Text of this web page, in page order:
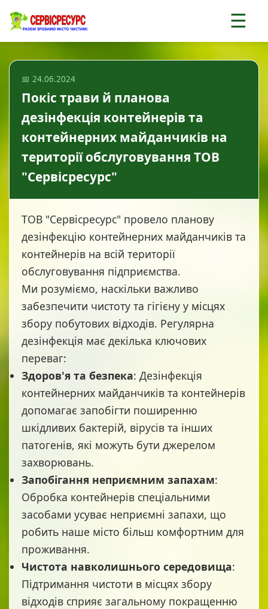
☰
📅 24.06.2024
Покіс трави й планова
дезінфекція контейнерів та
контейнерних майданчиків на
території обслуговування ТОВ
"Сервісресурс"
ТОВ "Сервісресурс" провело планову
дезінфекцію контейнерних майданчиків та
контейнерів на всій території
обслуговування підприємства.
Ми розуміємо, наскільки важливо
забезпечити чистоту та гігієну у місцях
збору побутових відходів. Регулярна
дезінфекція має декілька ключових
переваг:
Здоров'я та безпека: Дезінфекція
контейнерних майданчиків та контейнерів
допомагає запобігти поширенню
шкідливих бактерій, вірусів та інших
патогенів, які можуть бути джерелом
захворювань.
Запобігання неприємним запахам:
Обробка контейнерів спеціальними
засобами усуває неприємні запахи, що
робить наше місто більш комфортним для
проживання.
Чистота навколишнього середовища:
Підтримання чистоти в місцях збору
відходів сприяє загальному покращенню